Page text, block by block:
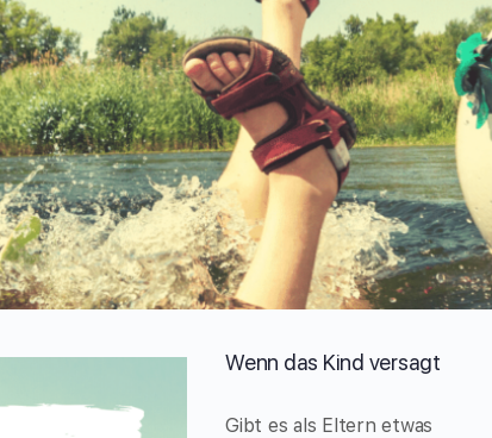
Wenn das Kind versagt
Gibt es als Eltern etwas